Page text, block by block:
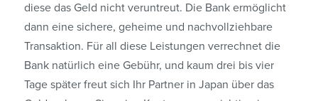
diese das Geld nicht veruntreut. Die Bank ermöglicht
dann eine sichere, geheime und nachvollziehbare
Transaktion. Für all diese Leistungen verrechnet die
Bank natürlich eine Gebühr, und kaum drei bis vier
Tage später freut sich Ihr Partner in Japan über das